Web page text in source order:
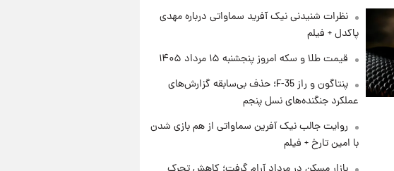
نظرات شنیدنی نیک آفرید سماواتی درباره مهدی
پاکدل + فیلم
قیمت طلا و سکه امروز پنجشنبه ۱۵ مرداد ۱۴۰۵
پنتاگون و راز F-35؛ حذف بی‌سابقه گزارش‌های
عملکرد جنگنده‌های نسل پنجم
روایت جالب نیک آفرین سماواتی از هم بازی شدن
با امین تارخ + فیلم